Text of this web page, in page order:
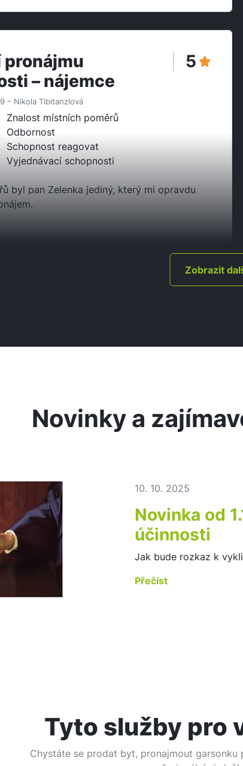
– nájemce
5
– Nikola Tibitanzlová
Znalost místních poměrů
Odbornost
Schopnost reagovat
Vyjednávací schopnosti
byl pan Zelenka jediný, který mi opravdu
Zobrazit
Novinky a
10. 10. 2025
Novinka od
účinnosti
Jak bude rozkaz k
Přečíst
Tyto služby pro
Chystáte se prodat byt, pronajmout garsonku